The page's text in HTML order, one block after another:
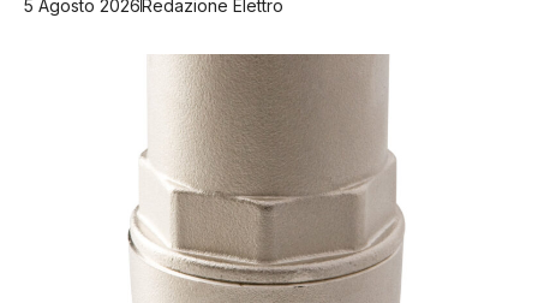
5 Agosto 2026Redazione Elettro